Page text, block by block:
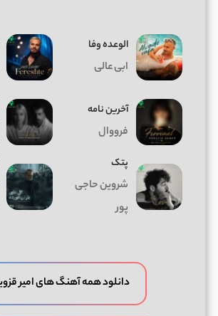
الوعده وفا
ابی عالی
آخرین نامه
فرووال
پتک
شروین حاجی
پور
دانلود همه آهنگ های امیر